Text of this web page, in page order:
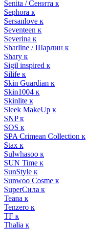
Senita / Сенита к
Sephora к
Sersanlove к
Seventeen к
Severina к
Sharline / Шарлин к
Shary к
Sigil inspired к
Silife к
Skin Guardian к
Skin1004 к
Skinlite к
Sleek MakeUp к
SNP к
SOS к
SPA Crimean Collection к
Stax к
Sulwhasoo к
SUN Time к
SunStyle к
Sunwoo Cosme к
SuperСила к
Teana к
Tenzero к
TF к
Thalia к